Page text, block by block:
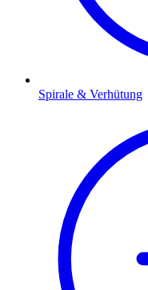
Spirale & Verhütung